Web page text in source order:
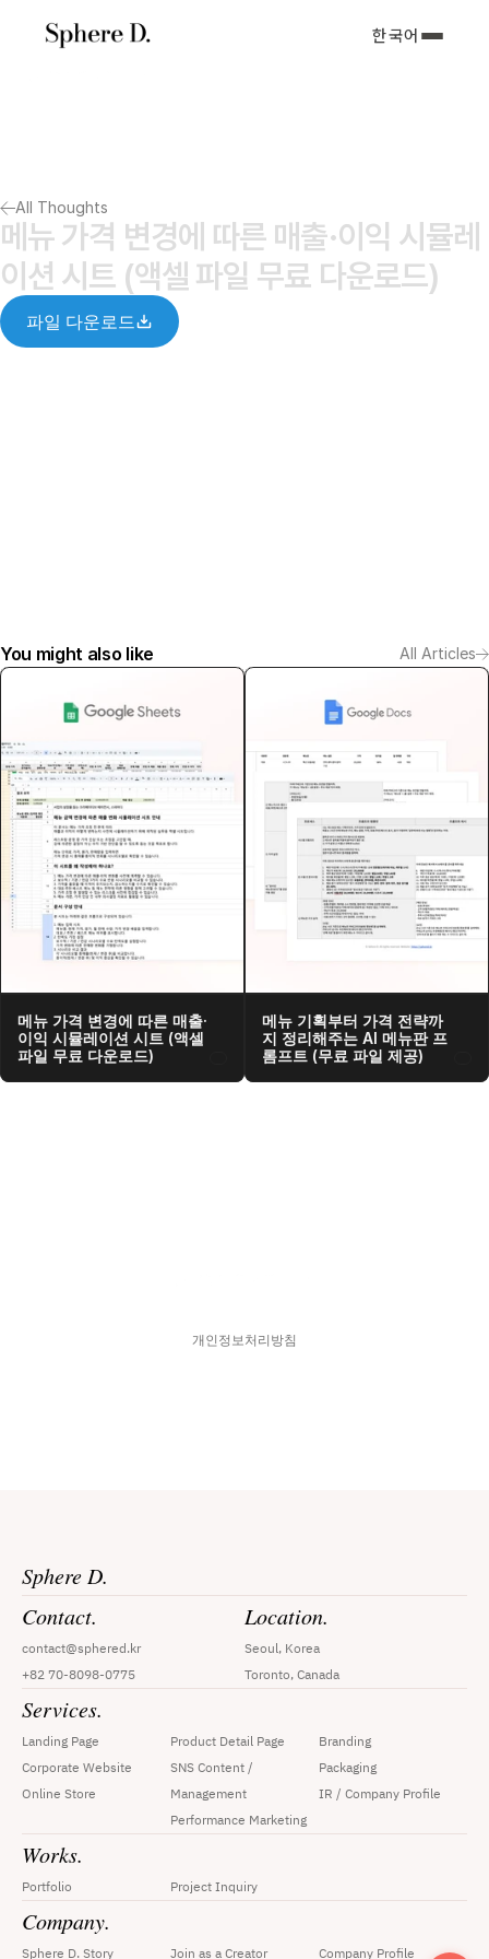
한국어
Notify me
All Thoughts
메뉴 가격 변경에 따른 매출·이익 시뮬레
이션 시트 (액셀 파일 무료 다운로드)
파일 다운로드
You might also like All Articles
메뉴 가격 변경에 따른 매출·
이익 시뮬레이션 시트 (액셀
파일 무료 다운로드)
메뉴 기획부터 가격 전략까
지 정리해주는 AI 메뉴판 프
롬프트 (무료 파일 제공)
개인정보처리방침
Sphere D.
Contact.
contact@sphered.kr
+82 70-8098-0775
Location.
Seoul, Korea
Toronto, Canada
Services.
Branding
Packaging
IR / Company Profile
Landing Page
Corporate Website
Online Store
Product Detail Page
SNS Content /
Management
Performance Marketing
Works.
Portfolio Project Inquiry
Company.
Sphere D. Story Join as a Creator Company Profile